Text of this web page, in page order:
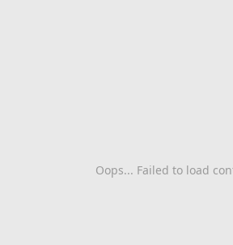
Oops... Failed to load